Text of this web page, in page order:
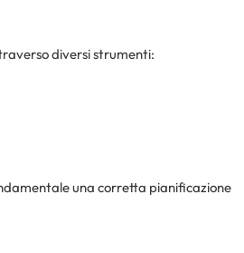
diversi strumenti:
una corretta pianificazione